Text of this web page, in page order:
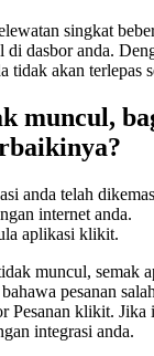
singkat
di dasbor anda.
tidak akan terlepas
muncul,
anda telah
internet anda.
aplikasi klikit.
muncul, semak
pesanan
Pesanan klikit.
integrasi anda.